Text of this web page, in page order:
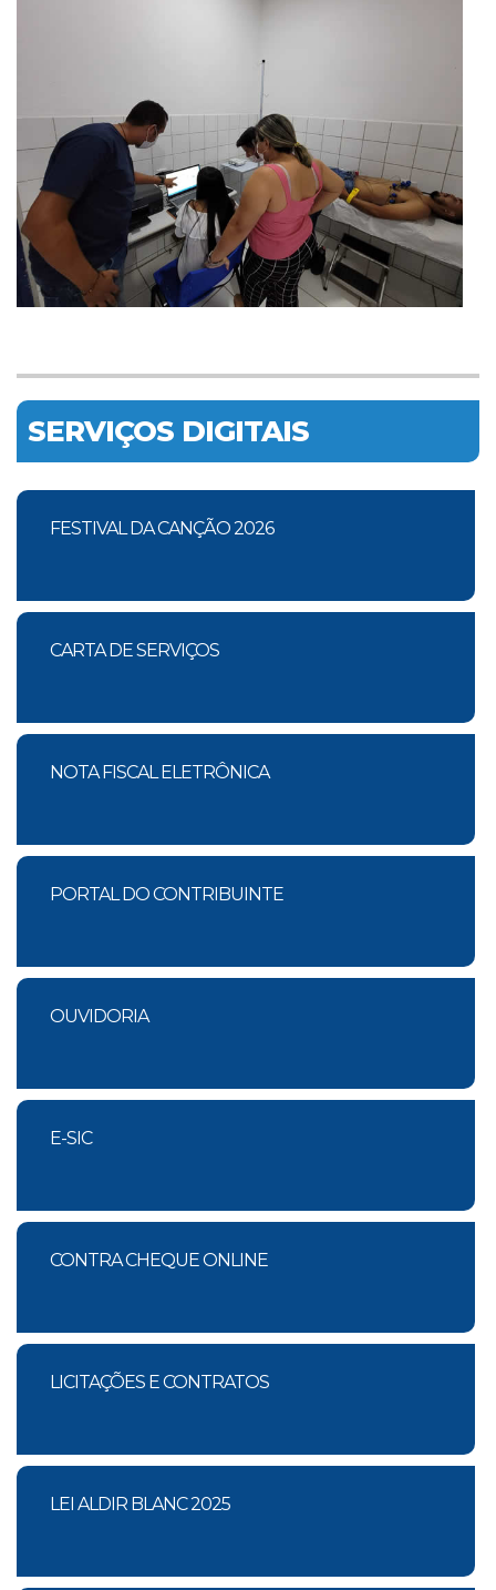
SERVIÇOS DIGITAIS
FESTIVAL DA CANÇÃO 2026
CARTA DE SERVIÇOS
NOTA FISCAL ELETRÔNICA
PORTAL DO CONTRIBUINTE
OUVIDORIA
E-SIC
CONTRA CHEQUE ONLINE
LICITAÇÕES E CONTRATOS
LEI ALDIR BLANC 2025